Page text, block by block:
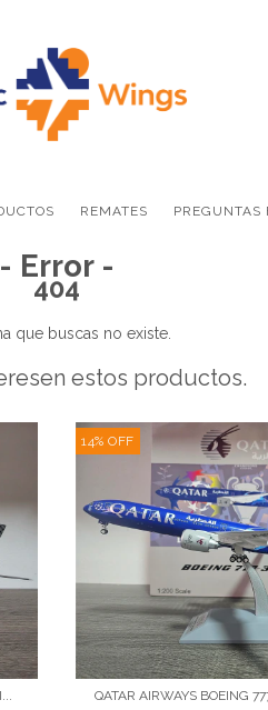
REMATES PREGUNTAS
- Error -
404
que buscas no existe.
estos productos.
14%OFF
QATAR AIRWAYS BOEING